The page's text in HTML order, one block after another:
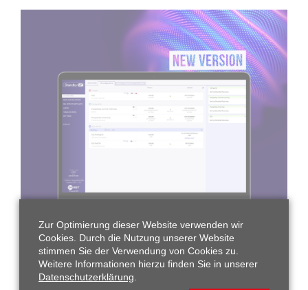
Weitere Vorteile für SE2-Nutzer
Intelligent Activation:
Zur Optimierung dieser Website verwenden wir
Cookies. Durch die Nutzung unserer Website
stimmen Sie der Verwendung von Cookies zu.
Weitere Informationen hierzu finden Sie in unserer
Datenschutzerklärung.